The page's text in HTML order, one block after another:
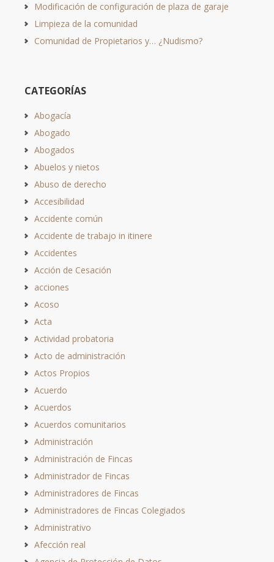
Modificación de configuración de plaza de garaje
Limpieza de la comunidad
Comunidad de Propietarios y… ¿Nudismo?
CATEGORÍAS
Abogacía
Abogado
Abogados
Abuelos y nietos
Abuso de derecho
Accesibilidad
Accidente común
Accidente de trabajo in itinere
Accidentes
Acción de Cesación
acciones
Acoso
Acta
Actividad probatoria
Acto de administración
Actos Propios
Acuerdo
Acuerdos
Acuerdos comunitarios
Administración
Administración de Fincas
Administrador de Fincas
Administradores de Fincas
Administradores de Fincas Colegiados
Administrativo
Afección real